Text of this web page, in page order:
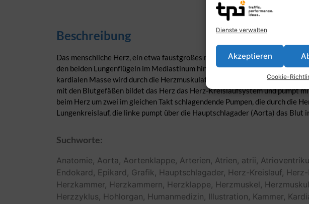
Dienste verwalten
Akzeptieren
Cookie-
Beschreibung
Das menschliche Herz, ein etwa faustgroßes muskuläres Hohlorgan, ist
den beiden Lungenflügeln im Mediastinum hinter dem Brustbein (Sternum)
kardialen Masse wird durch die Herzmuskulatur (Myokard) gebildet, die
mit den Blutgefäßen bildet das Herz das Herz-Kreislaufsystem und pumpt
beim Herz um zwei im gleichen Takt schlagendende Pumpen, die durch die
Lungenkreislauf, die linke pumpt über die Hauptschlagader (Aorta) das Blut
Suchworte:
Anatomie, Aorta, Aortenklappe, Arterien, Atrien, atrii,
Endokard, Epikard, Grafik, Hauptschlagader, Herz-Kreislauf, Herz-
Herzkammer, Herzkammern, Herzklappe, Herzmuskel,
Herzzyklus, Hohlorgan, Humanmedizin, Illustration, Kammer,